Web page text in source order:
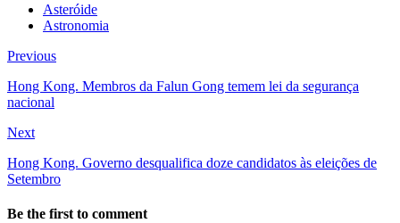
Asteróide
Astronomia
Previous
Hong Kong. Membros da Falun Gong temem lei da segurança
nacional
Next
Hong Kong. Governo desqualifica doze candidatos às eleições de
Setembro
Be the first to comment